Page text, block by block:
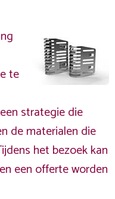
te
strategie die
de materialen die
het bezoek kan
een offerte worden